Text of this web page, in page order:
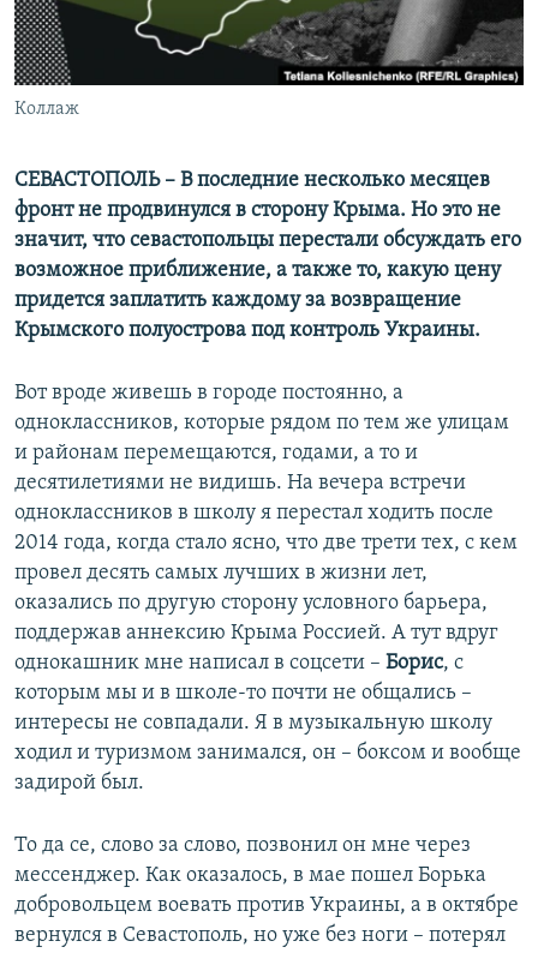
ПОБЕДИТЕЛЕЙ НЕ СУДЯТ?
КРЫМ.НЕПОКОРЕННЫЙ
ELIFBE
ПРИСОЕДИНЯЙТЕСЬ!
Все сайты RFE/RL
Коллаж
СЕВАСТОПОЛЬ – В последние несколько месяцев
фронт не продвинулся в сторону Крыма. Но это не
значит, что севастопольцы перестали обсуждать его
возможное приближение, а также то, какую цену
придется заплатить каждому за возвращение
Крымского полуострова под контроль Украины.
Вот вроде живешь в городе постоянно, а
одноклассников, которые рядом по тем же улицам
и районам перемещаются, годами, а то и
десятилетиями не видишь. На вечера встречи
одноклассников в школу я перестал ходить после
2014 года, когда стало ясно, что две трети тех, с кем
провел десять самых лучших в жизни лет,
оказались по другую сторону условного барьера,
поддержав аннексию Крыма Россией. А тут вдруг
однокашник мне написал в соцсети – Борис, с
которым мы и в школе-то почти не общались –
интересы не совпадали. Я в музыкальную школу
ходил и туризмом занимался, он – боксом и вообще
задирой был.
То да се, слово за слово, позвонил он мне через
мессенджер. Как оказалось, в мае пошел Борька
добровольцем воевать против Украины, а в октябре
вернулся в Севастополь, но уже без ноги – потерял